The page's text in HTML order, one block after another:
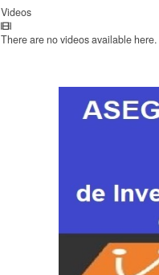
Videos
There are no videos available here.